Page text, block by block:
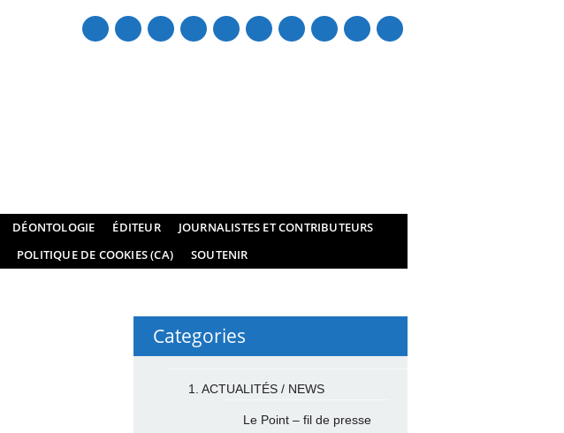
mail
DÉONTOLOGIE ÉDITEUR
JOURNALISTES ET CONTRIBUTEURS
POLITIQUE DE COOKIES (CA) SOUTENIR
Categories
1. ACTUALITÉS / NEWS
Le Point – fil de presse